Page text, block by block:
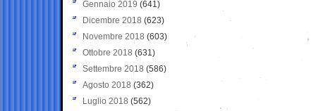
Gennaio 2019 (641)
Dicembre 2018 (623)
Novembre 2018 (603)
Ottobre 2018 (631)
Settembre 2018 (586)
Agosto 2018 (362)
Luglio 2018 (562)